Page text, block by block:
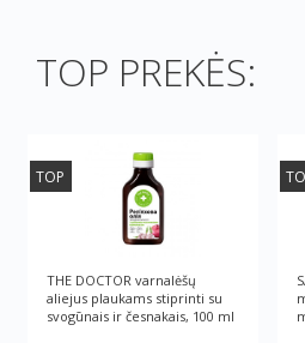
TOP PREKĖS:
TOP
THE DOCTOR varnalėšų
aliejus plaukams stiprinti su
svogūnais ir česnakais, 100 ml